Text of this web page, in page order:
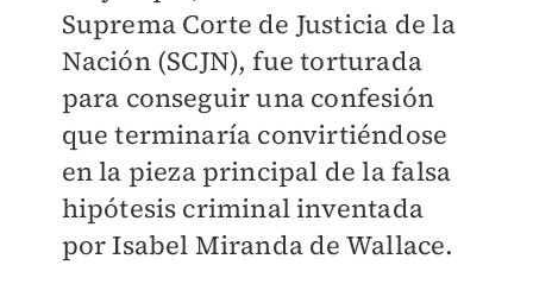
Suprema Corte de Justicia de la
Nación (SCJN), fue torturada
para conseguir una confesión
que terminaría convirtiéndose
en la pieza principal de la falsa
hipótesis criminal inventada
por Isabel Miranda de Wallace.